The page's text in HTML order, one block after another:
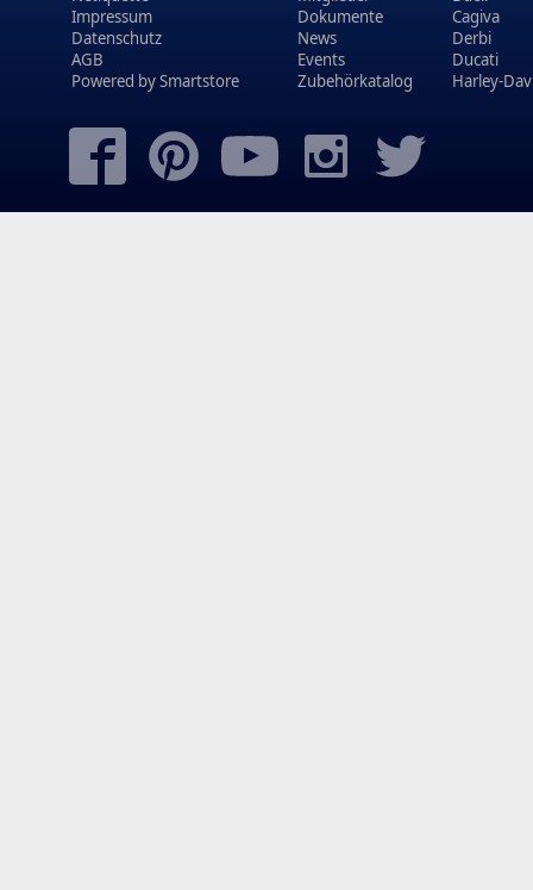
Impressum
Datenschutz
AGB
Powered bySmartstore
Dokumente
News
Events
Zubehörkatalog
Cagiva
Derbi
Ducati
Harley-